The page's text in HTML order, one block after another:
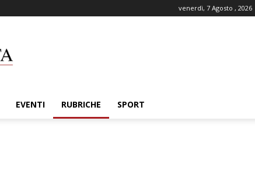
venerdì, 7 Agosto , 2026
EVENTI RUBRICHE SPORT